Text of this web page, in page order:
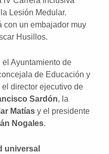
Lesión Medular.
con un embajador muy
Husillos.
Ayuntamiento de
de Educación y
el director ejecutivo de
Sardón, la
Matíasy el presidente
Nogales.
universal